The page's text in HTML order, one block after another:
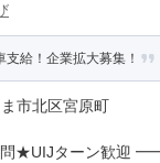
給！企業拡大募集！
市北区宮原町
★UIJターン歓迎